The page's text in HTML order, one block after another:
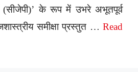
(सीजेपी)’ के रूप में उभरे अभूतपूर्व
समीक्षा प्रस्तुत … Read